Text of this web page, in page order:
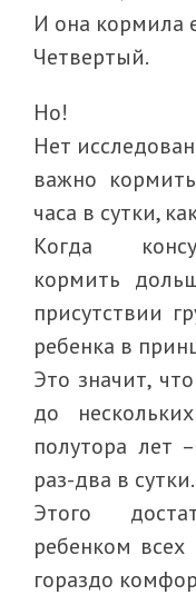
И она кормила
Четвертый.
Но!
Нет
важно
часа в сутки,
Когда
кормить
присутствии
ребенка в
Это значит,
до
полутора лет
раз-два в сутки.
Этого
ребенком
гораздо